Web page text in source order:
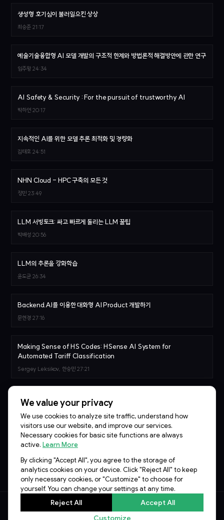
생성형 호기심이 불러일으킨 상상
최승준 21:17
예술기술융합형 AI 모델 개발의 구조적 한계와 방법론적 해결방안에 관한 연구
임주왕 24:34
AI Safety & Security : For the pursuit of trustworthy AI
박하언 20:17
지속적인 AI를 위한 모델 추론 최적화 및 경량화
김태호 24:51
NHN Cloud - HPC 구축의 모든 것
정민 23:49
LLM 서빙토크: 싸고 빠르게 돌리는 LLM 꿀팁
박배성 20:56
LLM의 추론을 강화학습
윤도균 26:34
Backend.AI를 이용한 대화형 AI Product 개발하기
문현경 27:16
Making Sense of HS Codes: HSense AI System for
Automated Tariff Classification
Sergey Leksikov, 한승민 27:21
당신의 기업, AI Transformation이 안되는 3가지 이유
Agentic AI를 위한 MCP Sidecar sLM 학습기
Lablup Inc.
All rights reserved.
We value your privacy
We use cookies to analyze site traffic, understand how
visitors use our website, and improve our services.
Necessary cookies for basic site functions are always
active. Learn More
By clicking "Accept All", you agree to the storage of
analytics cookies on your device. Click "Reject All" to keep
only necessary cookies, or "Customize" to choose for
yourself. You can change your settings at any time.
Customize
Reject All Accept All